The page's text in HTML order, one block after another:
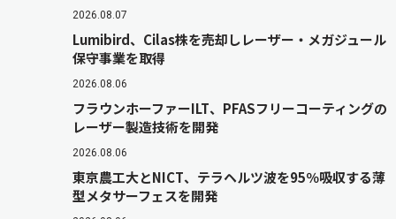
2026.08.07
Lumibird、Cilas株を売却しレーザー・メガジュール
保守事業を取得
2026.08.06
フラウンホーファーILT、PFASフリーコーティングの
レーザー製造技術を開発
2026.08.06
東京農工大とNICT、テラヘルツ波を95％吸収する薄
型メタサーフェスを開発